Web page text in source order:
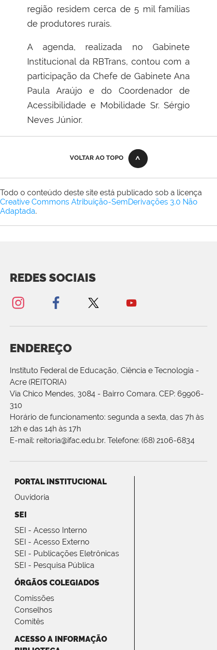
região residem cerca de 5 mil famílias
de produtores rurais.
A agenda, realizada no Gabinete
Institucional da RBTrans, contou com a
participação da Chefe de Gabinete Ana
Paula Araújo e do Coordenador de
Acessibilidade e Mobilidade Sr. Sérgio
Neves Júnior.
VOLTAR AO TOPO
Todo o conteúdo deste site está publicado sob a licença
Creative Commons Atribuição-SemDerivações 3.0 Não
Adaptada.
REDES SOCIAIS
ENDEREÇO
Instituto Federal de Educação, Ciência e Tecnologia -
Acre (REITORIA)
Via Chico Mendes, 3084 - Bairro Comara. CEP: 69906-
310
Horário de funcionamento: segunda a sexta, das 7h às
12h e das 14h às 17h
E-mail: reitoria@ifac.edu.br. Telefone: (68) 2106-6834
PORTAL INSTITUCIONAL
Ouvidoria
SEI
SEI - Acesso Interno
SEI - Acesso Externo
SEI - Publicações Eletrônicas
SEI - Pesquisa Pública
ÓRGÃOS COLEGIADOS
Comissões
Conselhos
Comitês
ACESSO A INFORMAÇÃO